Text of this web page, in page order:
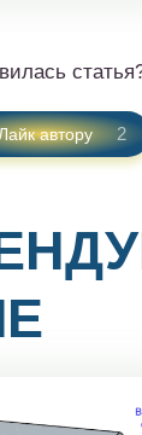
автору 2